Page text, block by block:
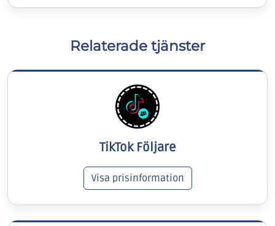
Relaterade tjänster
TikTok Följare
Visa prisinformation